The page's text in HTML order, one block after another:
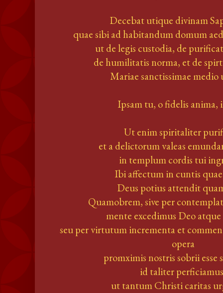
Decebat utique divinam
quae sibi ad habitandum domum
ut de legis custodia, de
de humilitatis norma, et de
Mariae sanctissimae
Ipsam tu, o fidelis
Ut enim spiritaliter
et a delictorum valeas
in templum cordis tui
Ibi affectum in cuntis
Deus potius attendit
Quamobrem, sive per
mente excedimus Deo
seu per virtutum incrementa et
opera
promximis nostris sobrii esse
id taliter
ut tantum Christi caritas